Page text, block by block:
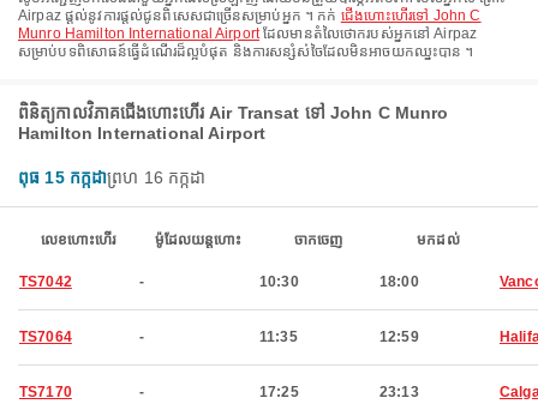
Airpaz ផ្តល់នូវការផ្តល់ជូនពិសេសជាច្រើនសម្រាប់អ្នក ។ កក់ ជើងហោះហើរទៅ John C
Munro Hamilton International Airportដែលមានតំលៃថោករបស់អ្នកនៅ Airpaz
សម្រាប់បទពិសោធន៍ធ្វើដំណើរដ៏ល្អបំផុត និងការសន្សំសំចៃដែលមិនអាចយកឈ្នះបាន ។
ពិនិត្យកាលវិភាគជើងហោះហើរ Air Transat ទៅ John C Munro
Hamilton International Airport
ពុធ 15 កក្កដាព្រហ 16 កក្កដា
លេខហោះហើរ ម៉ូដែលយន្តហោះ ចាកចេញ មកដល់
TS7042 - 10:30 18:00
TS7064 - 11:35 12:59
TS7170 - 17:25 23:13